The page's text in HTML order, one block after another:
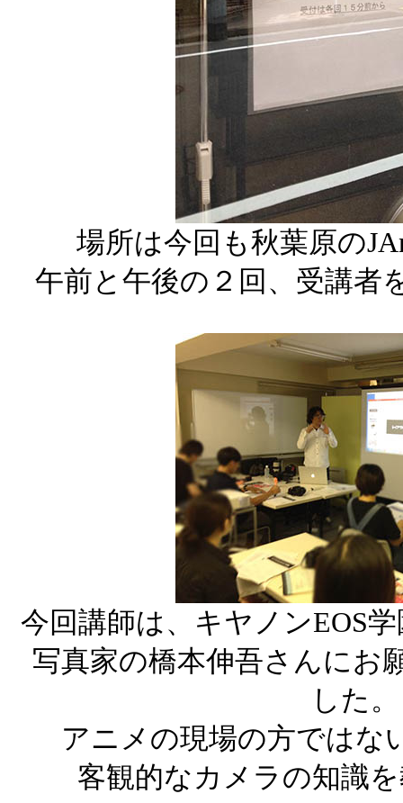
場所は今回も秋葉原の
午前と午後の２回、受講者
今回講師は、キヤノンEOS
写真家の橋本伸吾さんにお
した。
アニメの現場の方ではな
客観的なカメラの知識